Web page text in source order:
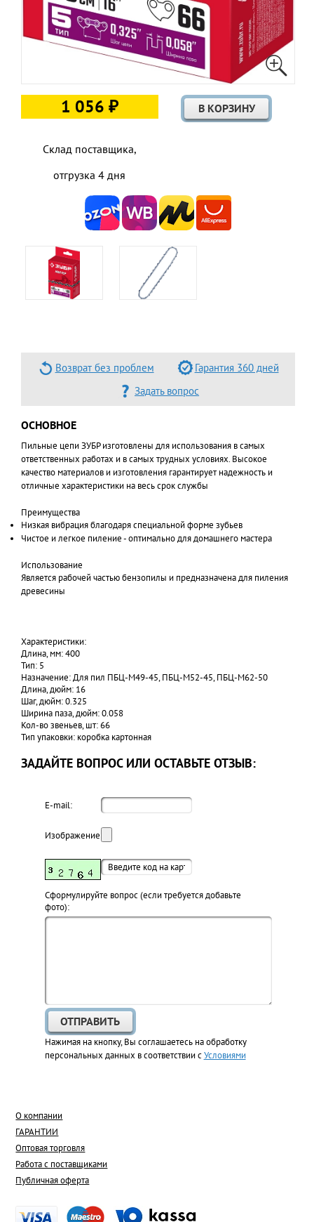
1 056 ₽
Склад поставщика,
отгрузка 4 дня
Возврат без проблем
Гарантия 360 дней
Задать вопрос
ОСНОВНОЕ
Пильные цепи ЗУБР изготовлены для использования в самых
ответственных работах и в самых трудных условиях. Высокое
качество материалов и изготовления гарантирует надежность и
отличные характеристики на весь срок службы
Преимущества
Низкая вибрация благодаря специальной форме зубьев
Чистое и легкое пиление - оптимально для домашнего мастера
Использование
Является рабочей частью бензопилы и предназначена для пиления
древесины
Характеристики:
Длина, мм: 400
Тип: 5
Назначение: Для пил ПБЦ-М49-45, ПБЦ-М52-45, ПБЦ-М62-50
Длина, дюйм: 16
Шаг, дюйм: 0.325
Ширина паза, дюйм: 0.058
Кол-во звеньев, шт: 66
Тип упаковки: коробка картонная
ЗАДАЙТЕ ВОПРОС ИЛИ ОСТАВЬТЕ ОТЗЫВ:
E-mail:
Изображение:
Cформулируйте вопрос (если требуется добавьте
фото):
Нажимая на кнопку, Вы соглашаетесь на обработку
персональных данных в соответствии сУсловиями
О компании
ГАРАНТИИ
Оптовая торговля
Работа с поставщиками
Публичная оферта